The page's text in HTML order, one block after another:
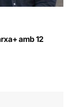
amb 12